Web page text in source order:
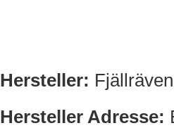
Hersteller:
Hersteller Adresse: